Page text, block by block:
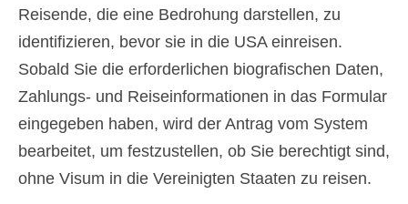
Reisende, die eine Bedrohung darstellen, zu
identifizieren, bevor sie in die USA einreisen.
Sobald Sie die erforderlichen biografischen Daten,
Zahlungs- und Reiseinformationen in das Formular
eingegeben haben, wird der Antrag vom System
bearbeitet, um festzustellen, ob Sie berechtigt sind,
ohne Visum in die Vereinigten Staaten zu reisen.